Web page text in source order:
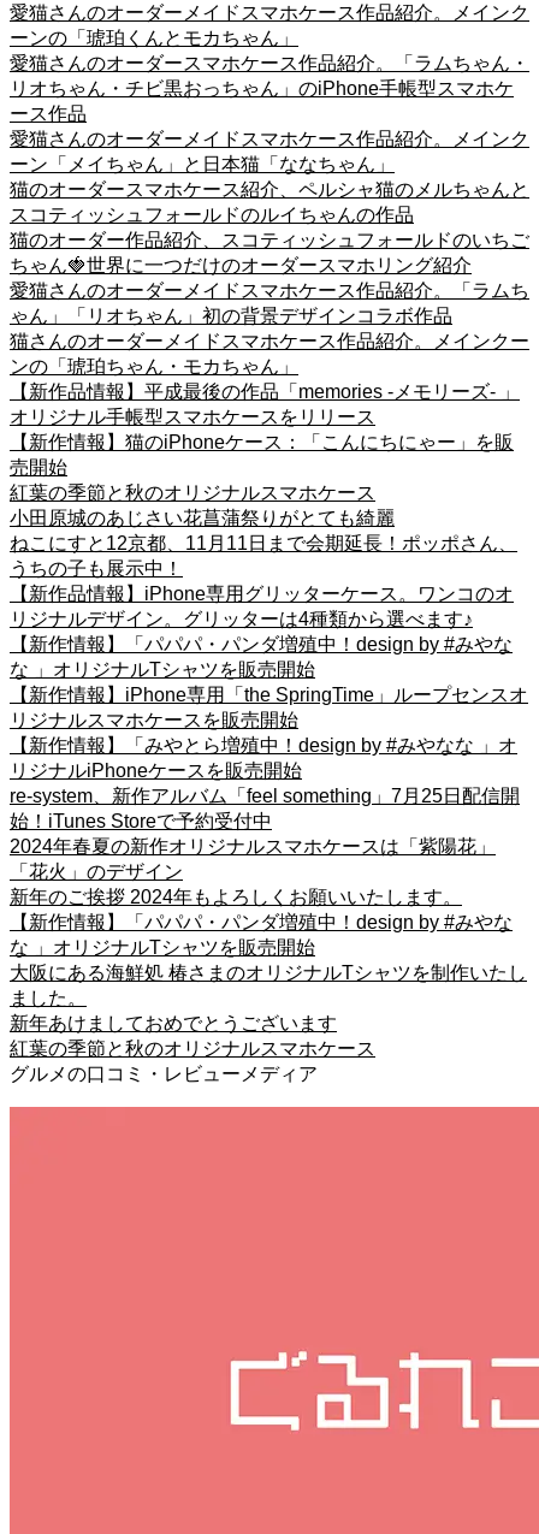
愛猫さんのオーダーメイドスマホケース作品紹介。メインク
ーンの「琥珀くんとモカちゃん」
愛猫さんのオーダースマホケース作品紹介。「ラムちゃん・
リオちゃん・チビ黒おっちゃん」のiPhone手帳型スマホケ
ース作品
愛猫さんのオーダーメイドスマホケース作品紹介。メインク
ーン「メイちゃん」と日本猫「ななちゃん」
猫のオーダースマホケース紹介、ペルシャ猫のメルちゃんと
スコティッシュフォールドのルイちゃんの作品
猫のオーダー作品紹介、スコティッシュフォールドのいちご
ちゃん🍓世界に一つだけのオーダースマホリング紹介
愛猫さんのオーダーメイドスマホケース作品紹介。「ラムち
ゃん」「リオちゃん」初の背景デザインコラボ作品
猫さんのオーダーメイドスマホケース作品紹介。メインクー
ンの「琥珀ちゃん・モカちゃん」
【新作品情報】平成最後の作品「memories -メモリーズ- 」
オリジナル手帳型スマホケースをリリース
【新作情報】猫のiPhoneケース：「こんにちにゃー」を販
売開始
紅葉の季節と秋のオリジナルスマホケース
小田原城のあじさい花菖蒲祭りがとても綺麗
ねこにすと12京都、11月11日まで会期延長！ポッポさん、
うちの子も展示中！
【新作品情報】iPhone専用グリッターケース。ワンコのオ
リジナルデザイン。グリッターは4種類から選べます♪
【新作情報】「パパパ・パンダ増殖中！design by #みやな
な 」オリジナルTシャツを販売開始
【新作情報】iPhone専用「the SpringTime」ループセンスオ
リジナルスマホケースを販売開始
【新作情報】「みやとら増殖中！design by #みやなな 」オ
リジナルiPhoneケースを販売開始
re-system、新作アルバム「feel something」7月25日配信開
始！iTunes Storeで予約受付中
2024年春夏の新作オリジナルスマホケースは「紫陽花」
「花火」のデザイン
新年のご挨拶 2024年もよろしくお願いいたします。
【新作情報】「パパパ・パンダ増殖中！design by #みやな
な 」オリジナルTシャツを販売開始
大阪にある海鮮処 椿さまのオリジナルTシャツを制作いたし
ました。
新年あけましておめでとうございます
紅葉の季節と秋のオリジナルスマホケース
グルメの口コミ・レビューメディア